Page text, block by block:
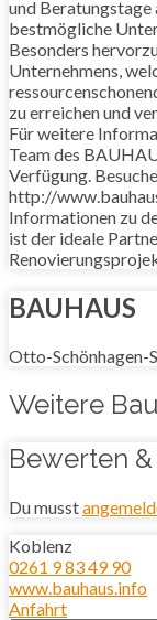
und Beratungstage
bestmögliche
Besonders
Unternehmens,
zu erreichen und
Für weitere
Team des
Verfügung.
http://
Informationen zu
ist der ideale
BAUHAUS
Otto-Schönhagen-
Weitere
Bewerten
Du musst
Koblenz
0261 9 83 49 90
www.bauhaus.info
Anfahrt